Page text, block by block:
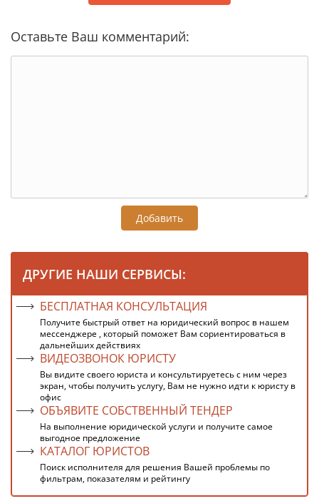
Оставьте Ваш комментарий:
Добавить
ДРУГИЕ НАШИ СЕРВИСЫ:
БЕСПЛАТНАЯ КОНСУЛЬТАЦИЯ
Получите быстрый ответ на юридический вопрос в нашем
мессенджере , который поможет Вам сориентироваться в
дальнейших действиях
ВИДЕОЗВОНОК ЮРИСТУ
Вы видите своего юриста и консультируетесь с ним через
экран, чтобы получить услугу, Вам не нужно идти к юристу в
офис
ОБЪЯВИТЕ СОБСТВЕННЫЙ ТЕНДЕР
На выполнение юридической услуги и получите самое
выгодное предложение
КАТАЛОГ ЮРИСТОВ
Поиск исполнителя для решения Вашей проблемы по
фильтрам, показателям и рейтингу